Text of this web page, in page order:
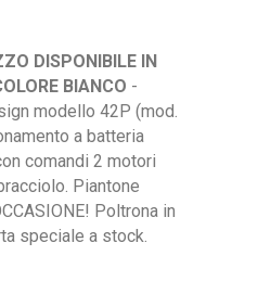
DISPONIBILE IN
BIANCO -
modello 42P (mod.
a batteria
comandi 2 motori
Piantone
Poltrona in
speciale a stock.